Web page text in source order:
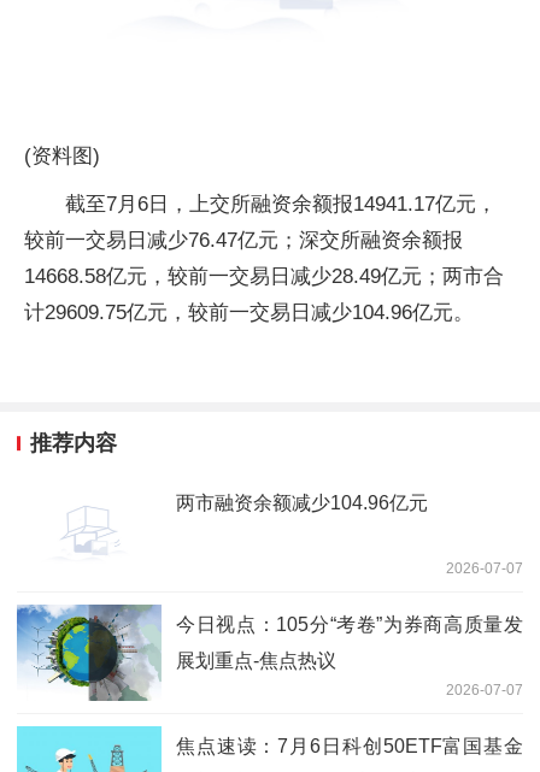
(资料图)
截至7月6日，上交所融资余额报14941.17亿元，
较前一交易日减少76.47亿元；深交所融资余额报
14668.58亿元，较前一交易日减少28.49亿元；两市合
计29609.75亿元，较前一交易日减少104.96亿元。
推荐内容
两市融资余额减少104.96亿元
2026-07-07
今日视点：105分“考卷”为券商高质量发
展划重点-焦点热议
2026-07-07
焦点速读：7月6日科创50ETF富国基金